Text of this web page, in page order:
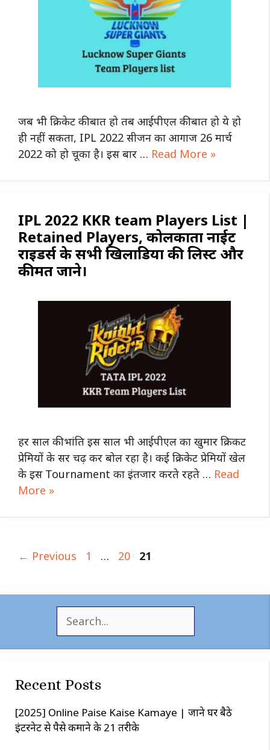
जब भी क्रिकेट की बात हो तब आईपीएल की बात हो ये हो
ही नहीं सकता, IPL 2022 सीजन का आगाज 26 मार्च
2022 को हो चूका है। इस बार … Read More »
IPL 2022 KKR team Players List |
Retained Players, कोलकाता नाईट
राइडर्स के सभी खिलाडियों की लिस्ट और
कीमत जाने।
हर साल की भांति इस साल भी आईपीएल का खुमार क्रिकट
प्रेमियों के सर चढ़ कर बोल रहा है। कई क्रिकेट प्रेमियों खेल
के इस Tournament का इंतजार करते रहते … Read
More »
← Previous Page
1 … Page
20 Page
21
h
Recent Posts
[2025] Online Paise Kaise Kamaye | जाने घर बैठे
इंटरनेट से पैसे कमाने के 21 तरीके